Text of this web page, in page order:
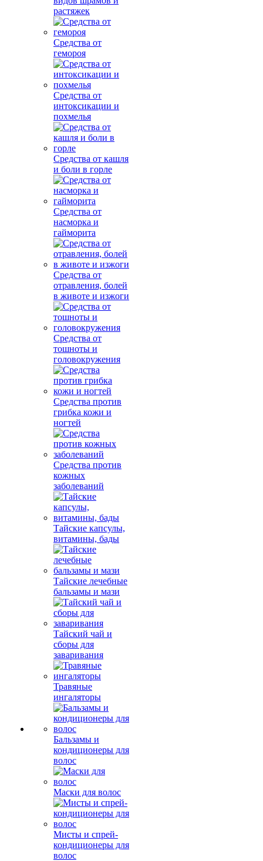
растяжек
Средства от
гемороя
Средства от
интоксикации и
похмелья
Средства от кашля
и боли в горле
Средства от
насморка и
гайморита
Средства от
отравления, болей
в животе и изжоги
Средства от
тошноты и
головокружения
Средства против
грибка кожи и
ногтей
Средства против
кожных
заболеваний
Тайские капсулы,
витамины, бады
Тайские лечебные
бальзамы и мази
Тайский чай и
сборы для
заваривания
Травяные
ингаляторы
Бальзамы и
кондиционеры для
волос
Маски для волос
Мисты и спрей-
кондиционеры для
волос